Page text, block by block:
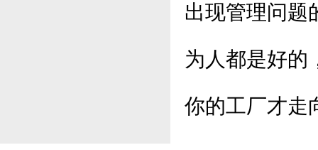
出现管理问题
为人都是好的
你的工厂才走